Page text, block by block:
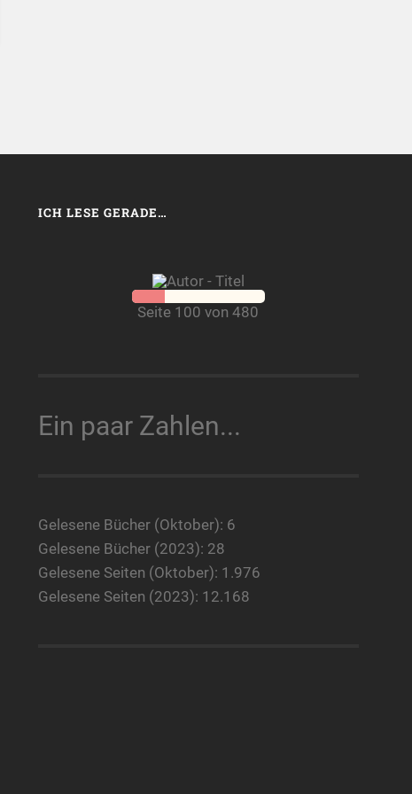
ICH LESE GERADE…
Seite 100 von 480
Ein paar Zahlen...
Gelesene Bücher (Oktober): 6
Gelesene Bücher (2023): 28
Gelesene Seiten (Oktober): 1.976
Gelesene Seiten (2023): 12.168